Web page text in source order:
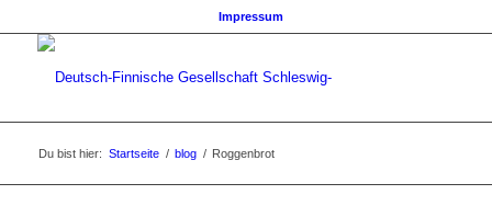
Impressum
Du bist hier: Startseite / blog / Roggenbrot